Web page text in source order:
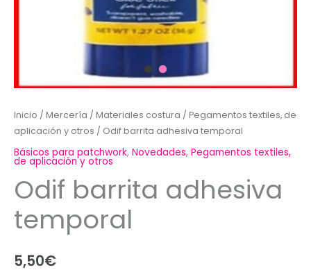
Inicio / Mercería / Materiales costura / Pegamentos textiles, de
aplicación y otros / Odif barrita adhesiva temporal
Básicos para patchwork, Novedades, Pegamentos textiles,
de aplicación y otros
Odif barrita adhesiva
temporal
5,50€